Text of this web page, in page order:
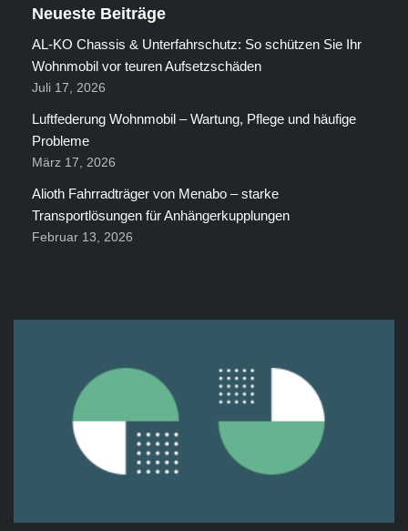
Neueste Beiträge
AL-KO Chassis & Unterfahrschutz: So schützen Sie Ihr
Wohnmobil vor teuren Aufsetzschäden
Juli 17, 2026
Luftfederung Wohnmobil – Wartung, Pflege und häufige
Probleme
März 17, 2026
Alioth Fahrradträger von Menabo – starke
Transportlösungen für Anhängerkupplungen
Februar 13, 2026